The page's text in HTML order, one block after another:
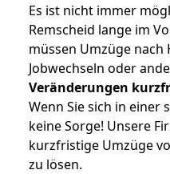
Es ist nicht immer
Remscheid lange im
müssen Umzüge
Jobwechseln oder
Veränderungen
Wenn Sie sich in einer
keine Sorge! Unsere
kurzfristige Umzüge
zu lösen.